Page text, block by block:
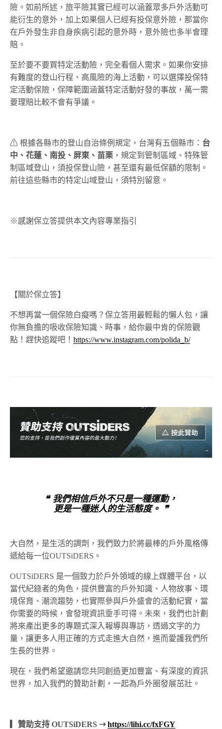
險。如前所述，旅平險其實已經可以涵蓋眾多戶外活動可
能衍生的意外，加上如果個人已經有投保意外險，那當你
在戶外發生非自身疾病引起的意外時，意外險也多半會理
賠。
至於要不要買特定活動險，完全看個人需求。如果你安排
有難度的登山行程、高風險的海上活動，可以選擇投保特
定活動保險，保障範圍涵蓋特定活動好發的事故，萬一需
要理賠比較不會有爭議。
⚠ 根據各縣市的登山自治條例規定，台灣有五個縣市： 台
中、花蓮、南投、屏東、苗栗 ，規定到管制區域、特殊管
制區域登山，須投保登山險，甚至還有最低保額的限制。
前往這些縣市的特定山域登山，須特別留意。
※感謝保立答提供本文內容專業指引
【關於保立答】
不想再當一個保險白癡嗎？保立答用最輕鬆的懶人包，讓
你無負擔的吸收保險知識、時事，給你最中肯的保險觀
點！趕快追蹤吧！ https://www.instagram.com/polida_b/
❝ 我們相信戶外不只是一種運動，
更是一種迷人的生活態度。 ❞
大自然，是生活的調劑，我們致力於將最棒的戶外風格傳
遞給每一位OUTSiDERS。
OUTSiDERS 是一個致力於戶外領域的線上媒體平台，以
當代紀錄者的角色，提供豐富的戶外知識、人物故事、環
境保育、潮流趨勢，也實際參與戶外盛會的活動紀實，當
你需要的時候，會發現資訊垂手可得。未來，我們也計劃
將來產出更多的專題式深入報導與專訪，透過文字的力
量，讓更多人用正確的方式走進大自然，進而愛護我們所
生長的世界。
現在，我們希望邀請您共同創造更加豐富、有深度的資訊
世界，加入我們的贊助計劃，一起為戶外圈發展茁壯。
▎贊助支持 OUTSiDERS ⇢https://lihi.cc/fxFGY